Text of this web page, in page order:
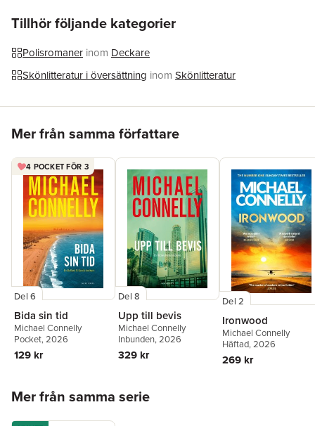
ISBN
Miljömärkning
Originaltitel
Översättare
Tillhör följande kategorier
Polisromaner inom Deckare
Skönlitteratur i översättning inom Skönlitteratur
Mer från samma författare
4 POCKET FÖR 3
Del 6
Bida sin tid
Michael Connelly
Pocket, 2026
129 kr
Del 8
Upp till bevis
Michael Connelly
Inbunden, 2026
329 kr
Del 2
Ironwood
Michael Connelly
Häftad, 2026
269 kr
Mer från samma serie